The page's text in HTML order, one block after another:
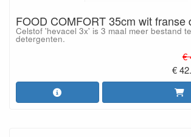
FOOD COMFORT 35cm wit franse
Celstof 'hevacel 3x' is 3 maal meer bestand
detergenten.
€
€